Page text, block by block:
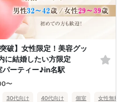
破】女性限定！美容グッ
結婚したい方限定
ーティー♪in名駅
〜
30代向け 40代向け 個室 女性無料